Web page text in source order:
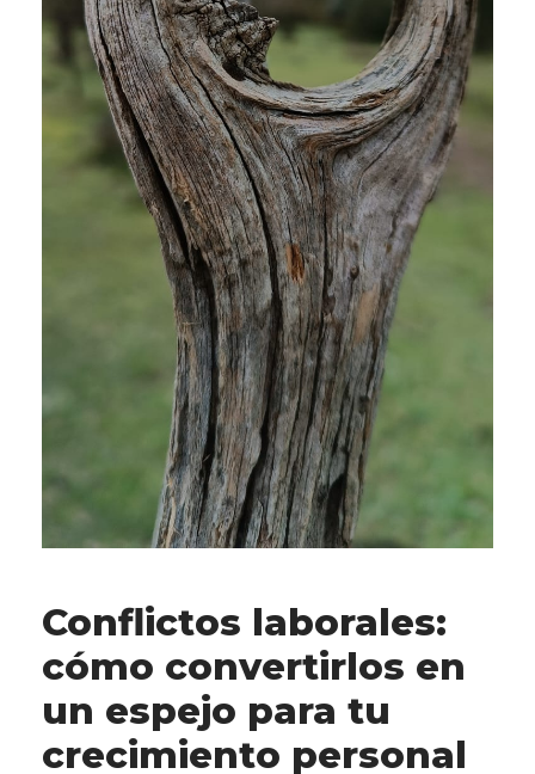
Conflictos laborales:
cómo convertirlos en
un espejo para tu
crecimiento personal